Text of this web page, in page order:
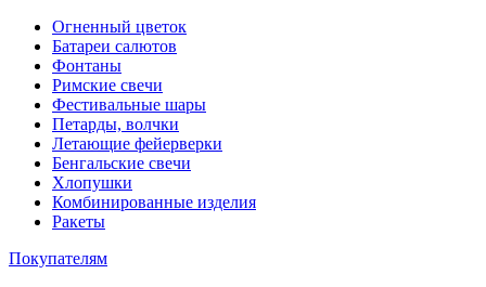
Огненный цветок
Батареи салютов
Фонтаны
Римские свечи
Фестивальные шары
Петарды, волчки
Летающие фейерверки
Бенгальские свечи
Хлопушки
Комбинированные изделия
Ракеты
Покупателям